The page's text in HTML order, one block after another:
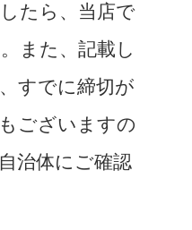
たら、当店で
また、記載し
すでに締切が
ございますの
治体にご確認